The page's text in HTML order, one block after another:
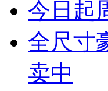
今日起
全尺寸
卖中